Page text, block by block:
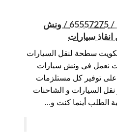
ونش اسطبلات الاحمدي / 65557275 / ونش
سيارات
سطحة لنقل السيارات
نعمل في ونش سيارات
على توفير كل مستلزمات
السيارات و الشاحنات
الطلب أينما كنت و…